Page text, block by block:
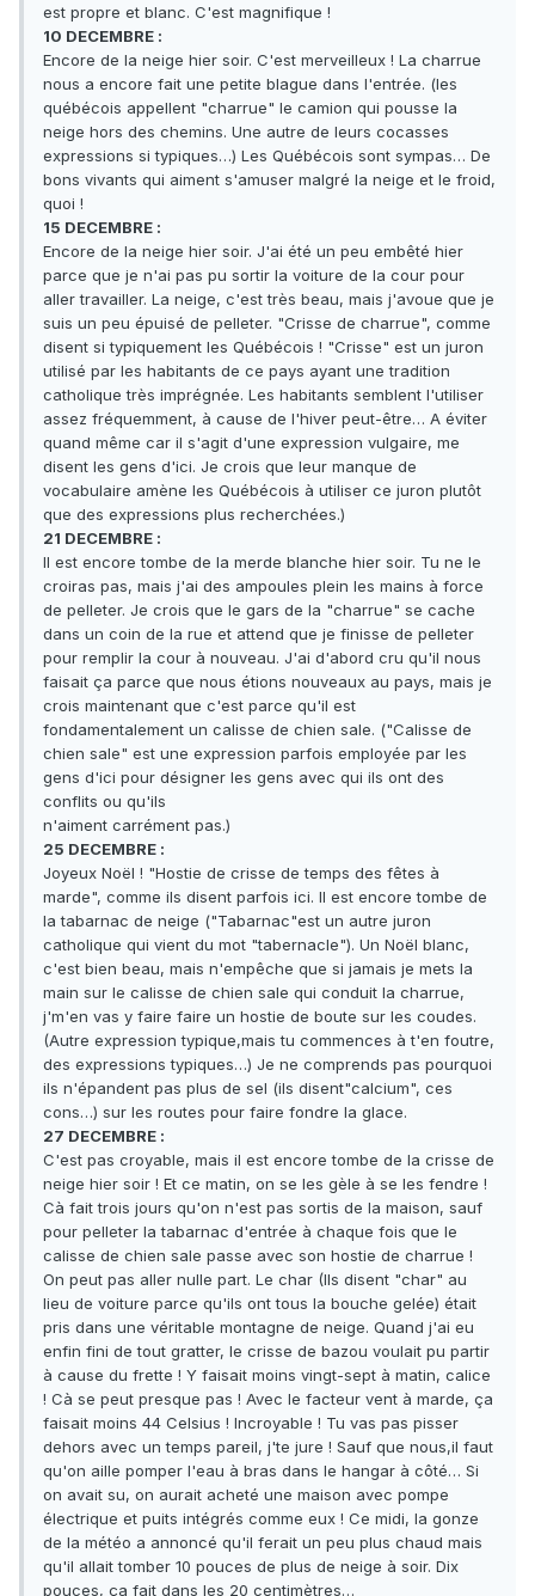
est propre et blanc. C'est magnifique !
10 DECEMBRE :
Encore de la neige hier soir. C'est merveilleux ! La charrue
nous a encore fait une petite blague dans l'entrée. (les
québécois appellent "charrue" le camion qui pousse la
neige hors des chemins. Une autre de leurs cocasses
expressions si typiques…) Les Québécois sont sympas… De
bons vivants qui aiment s'amuser malgré la neige et le froid,
quoi !
15 DECEMBRE :
Encore de la neige hier soir. J'ai été un peu embêté hier
parce que je n'ai pas pu sortir la voiture de la cour pour
aller travailler. La neige, c'est très beau, mais j'avoue que je
suis un peu épuisé de pelleter. "Crisse de charrue", comme
disent si typiquement les Québécois ! "Crisse" est un juron
utilisé par les habitants de ce pays ayant une tradition
catholique très imprégnée. Les habitants semblent l'utiliser
assez fréquemment, à cause de l'hiver peut-être… A éviter
quand même car il s'agit d'une expression vulgaire, me
disent les gens d'ici. Je crois que leur manque de
vocabulaire amène les Québécois à utiliser ce juron plutôt
que des expressions plus recherchées.)
21 DECEMBRE :
Il est encore tombe de la merde blanche hier soir. Tu ne le
croiras pas, mais j'ai des ampoules plein les mains à force
de pelleter. Je crois que le gars de la "charrue" se cache
dans un coin de la rue et attend que je finisse de pelleter
pour remplir la cour à nouveau. J'ai d'abord cru qu'il nous
faisait ça parce que nous étions nouveaux au pays, mais je
crois maintenant que c'est parce qu'il est
fondamentalement un calisse de chien sale. ("Calisse de
chien sale" est une expression parfois employée par les
gens d'ici pour désigner les gens avec qui ils ont des
conflits ou qu'ils
n'aiment carrément pas.)
25 DECEMBRE :
Joyeux Noël ! "Hostie de crisse de temps des fêtes à
marde", comme ils disent parfois ici. Il est encore tombe de
la tabarnac de neige ("Tabarnac"est un autre juron
catholique qui vient du mot "tabernacle"). Un Noël blanc,
c'est bien beau, mais n'empêche que si jamais je mets la
main sur le calisse de chien sale qui conduit la charrue,
j'm'en vas y faire faire un hostie de boute sur les coudes.
(Autre expression typique,mais tu commences à t'en foutre,
des expressions typiques…) Je ne comprends pas pourquoi
ils n'épandent pas plus de sel (ils disent"calcium", ces
cons…) sur les routes pour faire fondre la glace.
27 DECEMBRE :
C'est pas croyable, mais il est encore tombe de la crisse de
neige hier soir ! Et ce matin, on se les gèle à se les fendre !
Cà fait trois jours qu'on n'est pas sortis de la maison, sauf
pour pelleter la tabarnac d'entrée à chaque fois que le
calisse de chien sale passe avec son hostie de charrue !
On peut pas aller nulle part. Le char (Ils disent "char" au
lieu de voiture parce qu'ils ont tous la bouche gelée) était
pris dans une véritable montagne de neige. Quand j'ai eu
enfin fini de tout gratter, le crisse de bazou voulait pu partir
à cause du frette ! Y faisait moins vingt-sept à matin, calice
! Cà se peut presque pas ! Avec le facteur vent à marde, ça
faisait moins 44 Celsius ! Incroyable ! Tu vas pas pisser
dehors avec un temps pareil, j'te jure ! Sauf que nous,il faut
qu'on aille pomper l'eau à bras dans le hangar à côté… Si
on avait su, on aurait acheté une maison avec pompe
électrique et puits intégrés comme eux ! Ce midi, la gonze
de la météo a annoncé qu'il ferait un peu plus chaud mais
qu'il allait tomber 10 pouces de plus de neige à soir. Dix
pouces, ça fait dans les 20 centimètres…